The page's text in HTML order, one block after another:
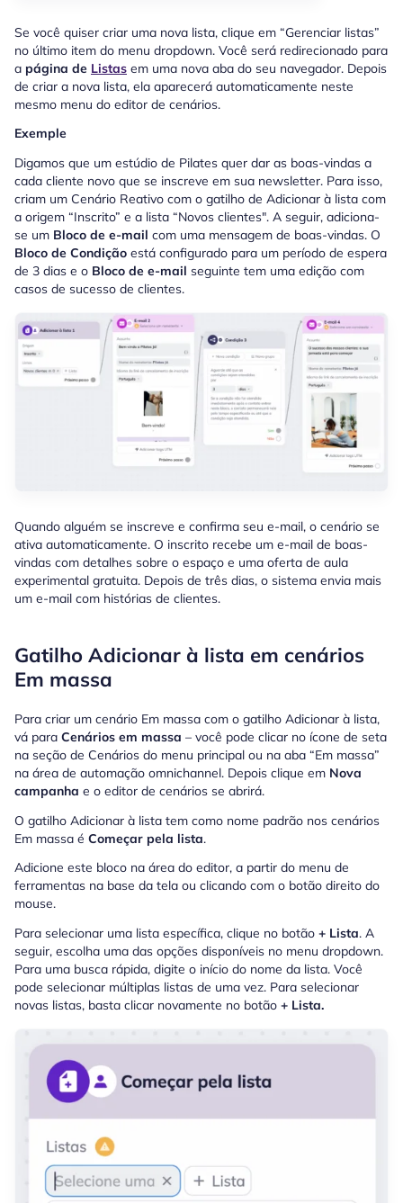
Se você quiser criar uma nova lista, clique em “Gerenciar listas”
no último item do menu dropdown. Você será redirecionado para
a página de Listas em uma nova aba do seu navegador. Depois
de criar a nova lista, ela aparecerá automaticamente neste
mesmo menu do editor de cenários.
Exemple
Digamos que um estúdio de Pilates quer dar as boas-vindas a
cada cliente novo que se inscreve em sua newsletter. Para isso,
criam um Cenário Reativo com o gatilho de Adicionar à lista com
a origem “Inscrito” e a lista “Novos clientes". A seguir, adiciona-
se um Bloco de e-mail com uma mensagem de boas-vindas. O
Bloco de Condição está configurado para um período de espera
de 3 dias e o Bloco de e-mail seguinte tem uma edição com
casos de sucesso de clientes.
Quando alguém se inscreve e confirma seu e-mail, o cenário se
ativa automaticamente. O inscrito recebe um e-mail de boas-
vindas com detalhes sobre o espaço e uma oferta de aula
experimental gratuita. Depois de três dias, o sistema envia mais
um e-mail com histórias de clientes.
Gatilho Adicionar à lista em cenários
Em massa
Para criar um cenário Em massa com o gatilho Adicionar à lista,
vá para Cenários em massa – você pode clicar no ícone de seta
na seção de Cenários do menu principal ou na aba “Em massa”
na área de automação omnichannel. Depois clique em Nova
campanha e o editor de cenários se abrirá.
O gatilho Adicionar à lista tem como nome padrão nos cenários
Em massa é Começar pela lista.
Adicione este bloco na área do editor, a partir do menu de
ferramentas na base da tela ou clicando com o botão direito do
mouse.
Para selecionar uma lista específica, clique no botão + Lista. A
seguir, escolha uma das opções disponíveis no menu dropdown.
Para uma busca rápida, digite o início do nome da lista. Você
pode selecionar múltiplas listas de uma vez. Para selecionar
novas listas, basta clicar novamente no botão + Lista.